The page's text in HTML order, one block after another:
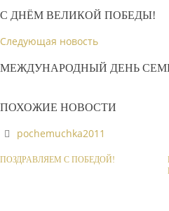
С ДНЁМ ВЕЛИКОЙ ПОБЕДЫ!
Следующая новость
МЕЖДУНАРОДНЫЙ ДЕНЬ
ПОХОЖИЕ НОВОСТИ
pochemuchka2011
ПОЗДРАВЛЯЕМ С ПОБЕДОЙ!